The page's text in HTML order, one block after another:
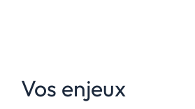
Vos enjeux